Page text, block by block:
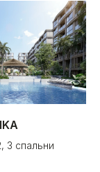
3 спальни